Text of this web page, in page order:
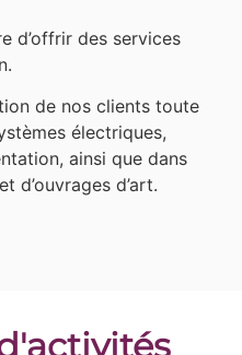
d’offrir des services
de nos clients toute
électriques,
ainsi que dans
d’ouvrages d’art.